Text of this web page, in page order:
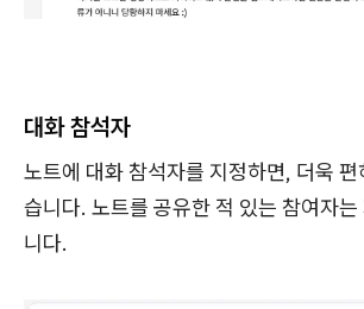
대화 참석자
노트에 대화 참석자를 지정하면, 더욱 편
습니다. 노트를 공유한 적 있는 참여자
니다.